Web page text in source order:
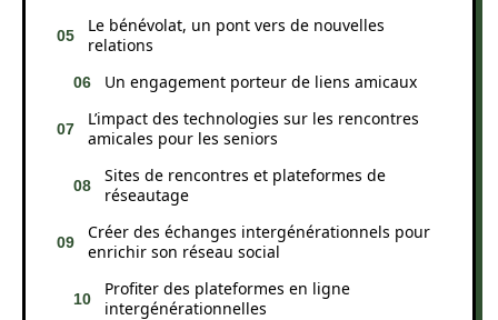
Le bénévolat, un pont vers de nouvelles
relations
Un engagement porteur de liens amicaux
L’impact des technologies sur les rencontres
amicales pour les seniors
Sites de rencontres et plateformes de
réseautage
Créer des échanges intergénérationnels pour
enrichir son réseau social
Profiter des plateformes en ligne
intergénérationnelles